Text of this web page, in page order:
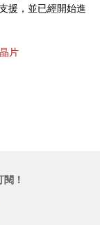
援，並已經開始進
片
！